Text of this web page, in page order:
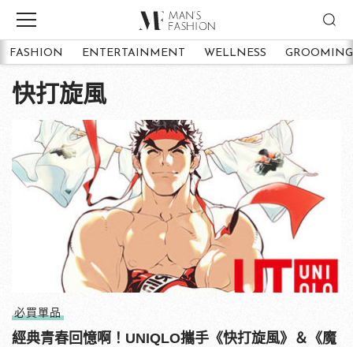
FASHION ENTERTAINMENT WELLNESS GROOMING
快打旋風
必買單品
經典青春回憶啊！UNIQLO攜手《快打旋風》＆《魔